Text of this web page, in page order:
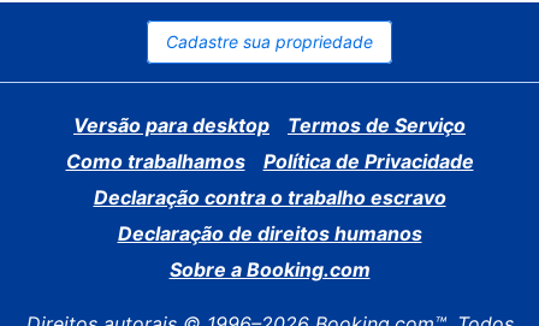
Cadastre sua propriedade
Versão para desktop
Termos de Serviço
Como trabalhamos
Política de Privacidade
Declaração contra o trabalho escravo
Declaração de direitos humanos
Sobre a Booking.com